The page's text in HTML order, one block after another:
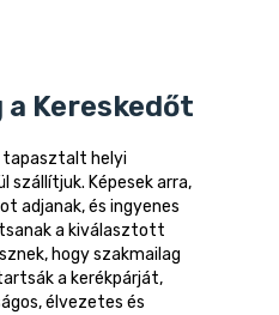
a Kereskedőt
tapasztalt helyi
szállítjuk. Képesek arra,
adjanak, és ingyenes
a kiválasztott
hogy szakmailag
a kerékpárját,
élvezetes és